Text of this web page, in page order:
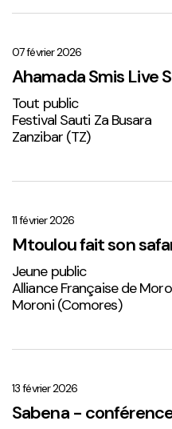
Live
Solo
1
07 février 2026
Ahamada Smis Live
Tout public
Festival Sauti Za Busara
Zanzibar (TZ)
son
safari
musical
(solo)
11 février 2026
Mtoulou fait son
Jeune public
Alliance Française de
Moroni (Comores)
conférence
slamée
13 février 2026
Sabena -